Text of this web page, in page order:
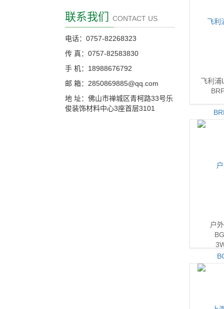
飞利浦
户
联系我们 CONTACT US
电话：0757-82268323
传 真：0757-82583830
手 机：18988676792
邮 箱：2850869885@qq.com
地 址：佛山市禅城区青柯路33号乐
俊装饰材料中心3座首层3101